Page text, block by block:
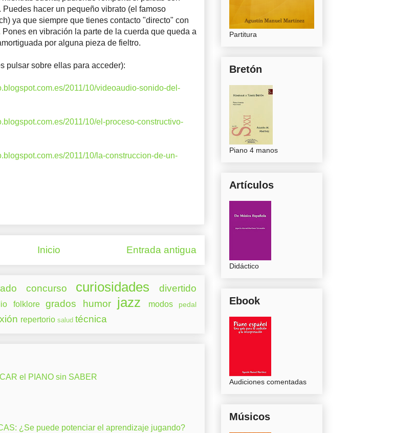
hacer un pequeño vibrato (el famoso
ya que siempre que tienes contacto "directo" con
en vibración la parte de la cuerda que queda a
por alguna pieza de fieltro.
pulsar sobre ellas para acceder):
2011/10/videoaudio-sonido-del-
2011/10/el-proceso-constructivo-
2011/10/la-construccion-de-un-
Entrada antigua
Inicio
concurso curiosidades divertido
folklore grados humor jazz modos pedal
repertorio salud técnica
el PIANO sin SABER
¿Se puede potenciar el aprendizaje jugando?
Partitura
Bretón
Piano 4 manos
Artículos
Didáctico
Ebook
Audiciones comentadas
Músicos